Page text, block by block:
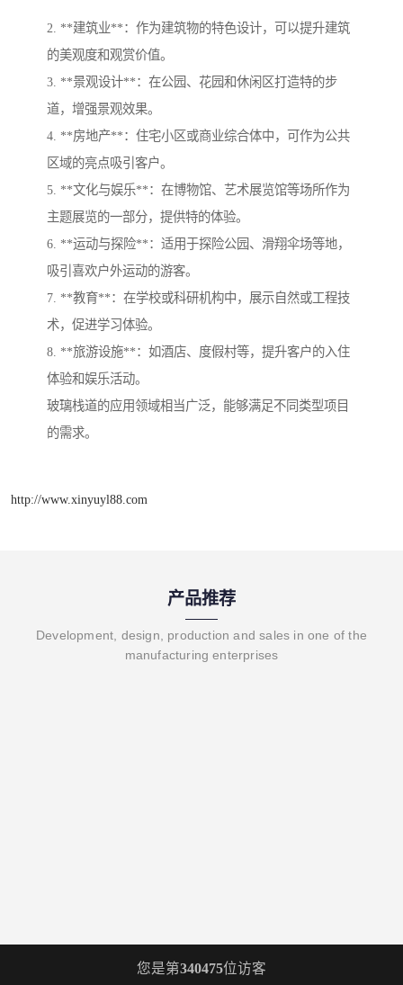
2. **建筑业**：作为建筑物的特色设计，可以提升建筑
的美观度和观赏价值。
3. **景观设计**：在公园、花园和休闲区打造特的步
道，增强景观效果。
4. **房地产**：住宅小区或商业综合体中，可作为公共
区域的亮点吸引客户。
5. **文化与娱乐**：在博物馆、艺术展览馆等场所作为
主题展览的一部分，提供特的体验。
6. **运动与探险**：适用于探险公园、滑翔伞场等地，
吸引喜欢户外运动的游客。
7. **教育**：在学校或科研机构中，展示自然或工程技
术，促进学习体验。
8. **旅游设施**：如酒店、度假村等，提升客户的入住
体验和娱乐活动。
玻璃栈道的应用领域相当广泛，能够满足不同类型项目
的需求。
http://www.xinyuyl88.com
产品推荐
Development, design, production and sales in one of the
manufacturing enterprises
您是第340475位访客